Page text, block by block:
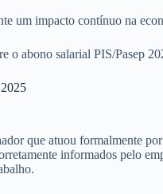
um impacto contínuo na
o abono salarial PIS/Pasep
que atuou formalmente
informados pelo